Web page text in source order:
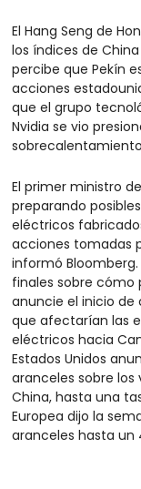
El Hang Seng de
los índices de
percibe que Pekín
acciones
que el grupo
Nvidia se vio
El primer ministro
preparando
eléctricos
acciones tomadas
informó
finales sobre cómo
anuncie el inicio de
que afectarían las
eléctricos hacia
Estados Unidos
aranceles sobre
China, hasta una
Europea dijo la
aranceles hasta un